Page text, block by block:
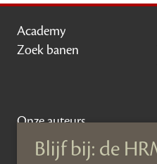
Academy
Zoek banen
Onze auteurs